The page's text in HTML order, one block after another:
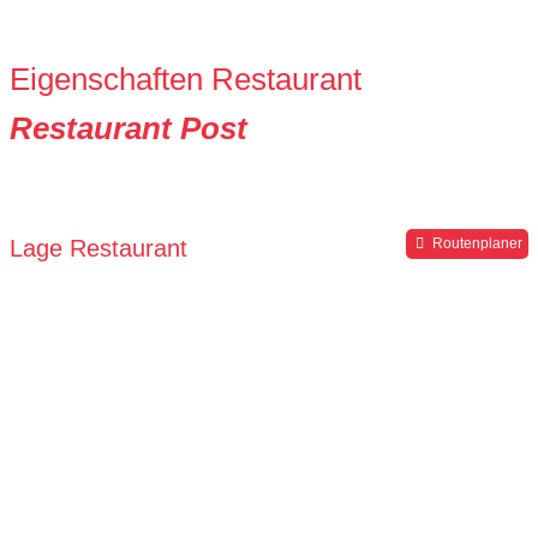
Eigenschaften Restaurant
Restaurant Post
Lage Restaurant Routenplaner